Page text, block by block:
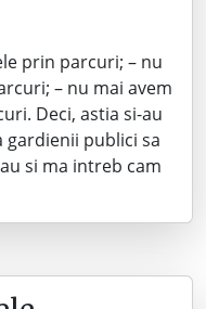
prin parcuri; – nu
– nu mai avem
Deci, astia si-au
publici sa
si ma intreb cam